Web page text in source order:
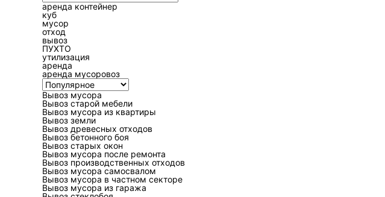
смешанного потока и упрощает сдачу на приём.
Если в гараже лежат остатки стройматериалов,
влияет на выбор кузова, на возможность подъёма
без разрыва, иначе мешок становится источником пыли
аренда контейнер
куб
мусор
отход
вывоз
ПУХТО
утилизация
аренда
аренда мусоровоз
Вывоз мусора
Вывоз старой мебели
Вывоз мусора из квартиры
Вывоз земли
Вывоз древесных отходов
Вывоз бетонного боя
Вывоз старых окон
Вывоз мусора после ремонта
Вывоз производственных отходов
Вывоз мусора самосвалом
Вывоз мусора в частном секторе
Вывоз мусора из гаража